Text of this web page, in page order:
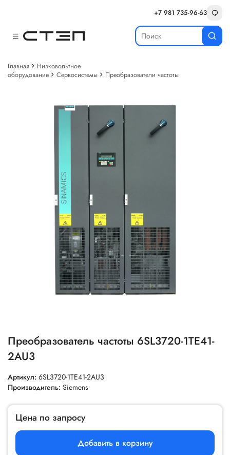
+7 981 735-96-63
Главная
Низковольтное
оборудование
Сервосистемы Преобразователи частоты
Преобразователь частоты 6SL3720-1TE41-
2AU3
Артикул: 6SL3720-1TE41-2AU3
Производитель: Siemens
Цена по запросу
Добавить в корзину